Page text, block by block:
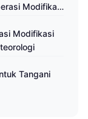
Modifikasi
Modifikasi
Tangani